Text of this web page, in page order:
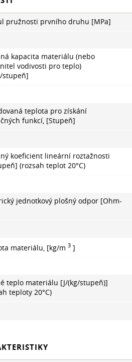
pružnosti prvního druhu [MPa]
kapacita materiálu (nebo
vodivosti pro teplo)
stupeň]
teplota pro získání
funkcí, [Stupeň]
koeficient lineární roztažnosti
(rozsah teplot 20°С)
jednotkový plošný odpor [Ohm-
materiálu, [kg/m 3 ]
teplo materiálu [J/(kg/stupeň)]
teploty 20°С)